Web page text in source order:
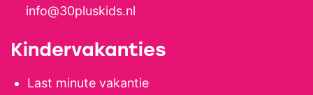
info@30pluskids.nl
Kindervakanties
Last minute vakantie